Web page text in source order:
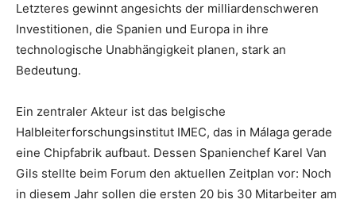
Letzteres gewinnt angesichts der milliardenschweren
Investitionen, die Spanien und Europa in ihre
technologische Unabhängigkeit planen, stark an
Bedeutung.
Ein zentraler Akteur ist das belgische
Halbleiterforschungsinstitut IMEC, das in Málaga gerade
eine Chipfabrik aufbaut. Dessen Spanienchef Karel Van
Gils stellte beim Forum den aktuellen Zeitplan vor: Noch
in diesem Jahr sollen die ersten 20 bis 30 Mitarbeiter am